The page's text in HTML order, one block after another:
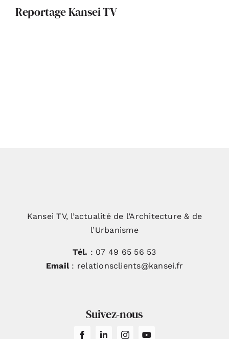
Reportage Kansei TV
Kansei TV, l’actualité de l’Architecture & de
l’Urbanisme
Tél. : 07 49 65 56 53
Email: relationsclients@kansei.fr
Suivez-nous